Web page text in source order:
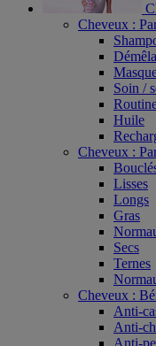
Cheveux :
Soin /
Huile
Cheveux :
Lisses
Longs
Gras
Secs
Ternes
Cheveux :
Anti-
Anti-
Anti-